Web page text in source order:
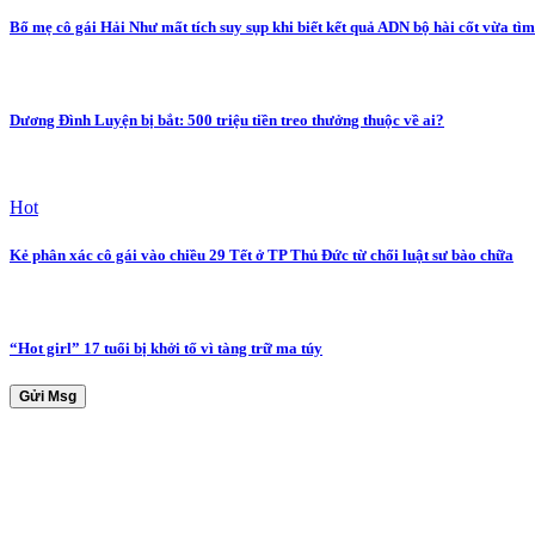
Bố mẹ cô gái Hải Như mất tích suy sụp khi biết kết quả ADN bộ hài cốt vừa
Dương Đình Luyện bị bắt: 500 triệu tiền treo thưởng thuộc về ai?
Hot
Kẻ phân xác cô gái vào chiều 29 Tết ở TP Thủ Đức từ chối luật sư bào chữa
“Hot girl” 17 tuổi bị khởi tố vì tàng trữ ma túy
Gửi Msg